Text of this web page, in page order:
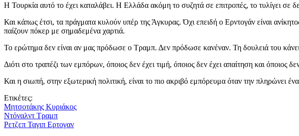
Η Τουρκία αυτό το έχει καταλάβει. Η Ελλάδα ακόμη το συζητά σε επιτροπές, το τυλίγει σε
Και κάπως έτσι, τα πράγματα κυλούν υπέρ της Άγκυρας. Όχι επειδή ο Ερντογάν είναι
παίζουν πόκερ με σημαδεμένα χαρτιά.
Το ερώτημα δεν είναι αν μας πρόδωσε ο Τραμπ. Δεν πρόδωσε κανέναν. Τη δουλειά του
Διότι στο τραπέζι των εμπόρων, όποιος δεν έχει τιμή, όποιος δεν έχει απαίτηση και
Και η σιωπή, στην εξωτερική πολιτική, είναι το πιο ακριβό εμπόρευμα όταν την πληρώνει
Ετικέτες:
Μητσοτάκης Κυριάκος
Ντόναλντ Τραμπ
Ρετζεπ Ταγιπ Ερτογαν